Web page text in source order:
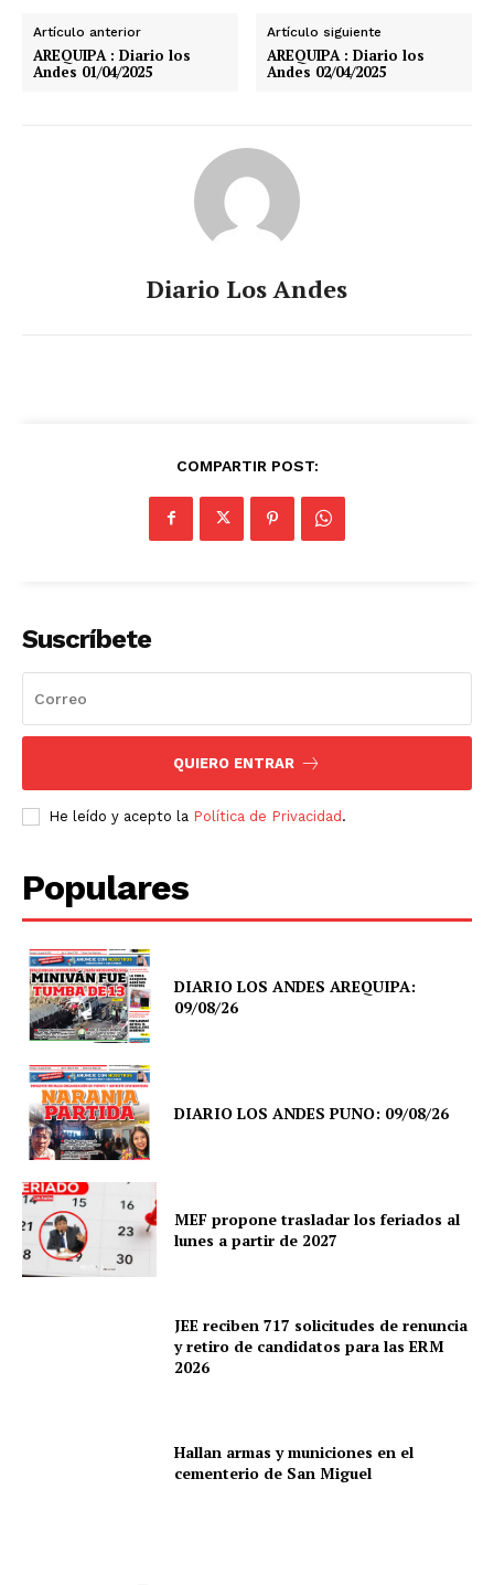
Artículo anterior
AREQUIPA : Diario los
Andes 01/04/2025
Artículo siguiente
AREQUIPA : Diario los
Andes 02/04/2025
Diario Los Andes
COMPARTIR POST:
Suscríbete
QUIERO ENTRAR
He leído y acepto la Política de Privacidad.
Populares
DIARIO LOS ANDES AREQUIPA:
09/08/26
DIARIO LOS ANDES PUNO: 09/08/26
MEF propone trasladar los feriados al
lunes a partir de 2027
JEE reciben 717 solicitudes de renuncia
y retiro de candidatos para las ERM
2026
Hallan armas y municiones en el
cementerio de San Miguel